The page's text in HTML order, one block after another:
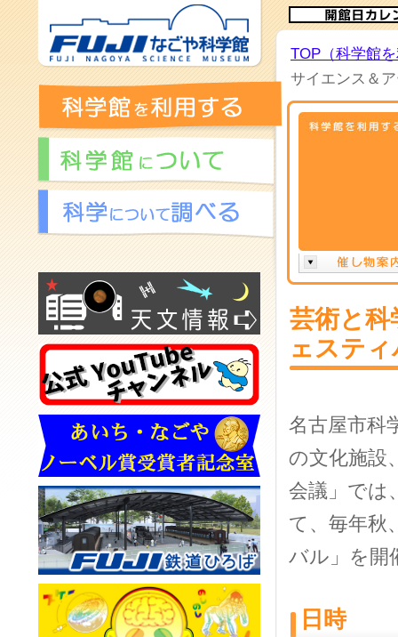
TOP（科学館
サイエンス＆
芸術と
ェステ
名古屋市科
の文化施設
会議」では
て、毎年秋
バル」を開
日時